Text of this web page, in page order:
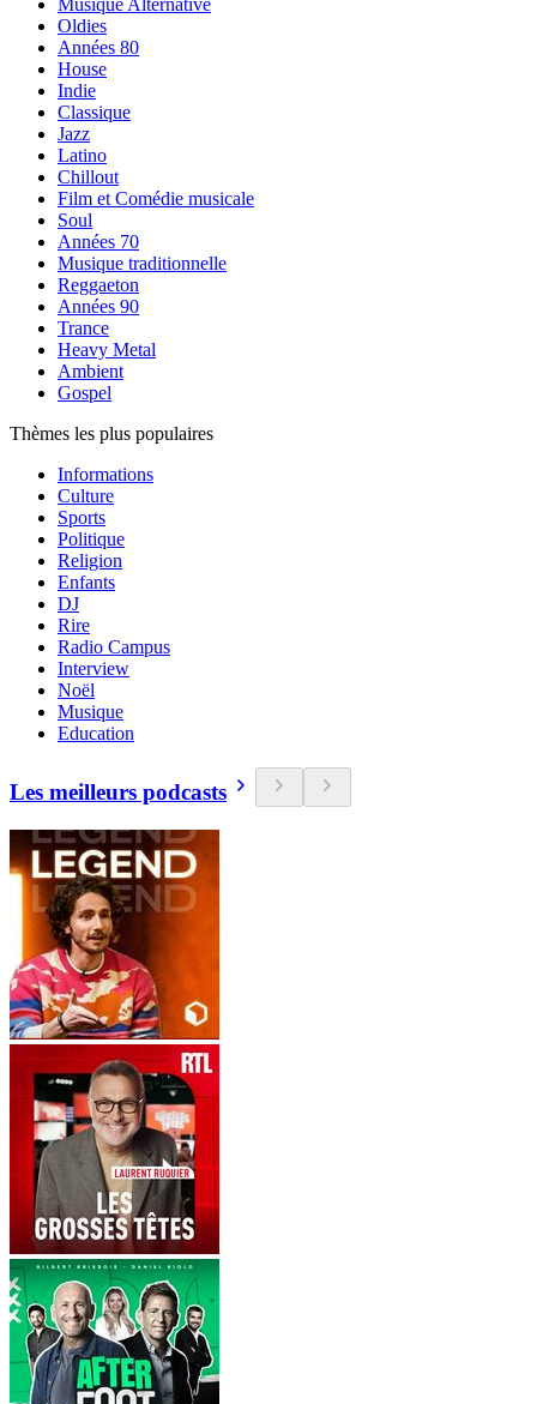
Musique Alternative
Oldies
Années 80
House
Indie
Classique
Jazz
Latino
Chillout
Film et Comédie musicale
Soul
Années 70
Musique traditionnelle
Reggaeton
Années 90
Trance
Heavy Metal
Ambient
Gospel
Thèmes les plus populaires
Informations
Culture
Sports
Politique
Religion
Enfants
DJ
Rire
Radio Campus
Interview
Noël
Musique
Education
Les meilleurs podcasts